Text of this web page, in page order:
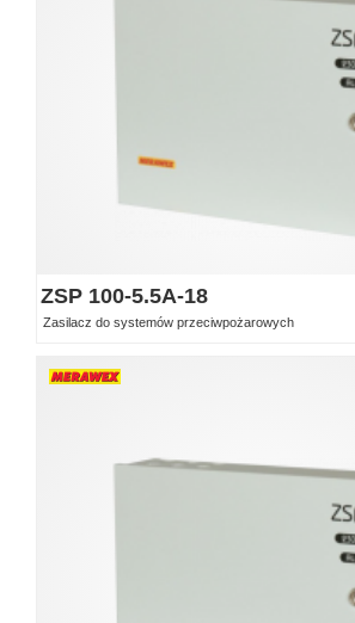
ZSP 100-5.5A-18
Zasilacz do systemów przeciwpożarowych